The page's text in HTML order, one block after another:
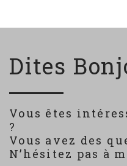
Dites
Vous êtes
?
Vous avez des
N’hésitez pas à